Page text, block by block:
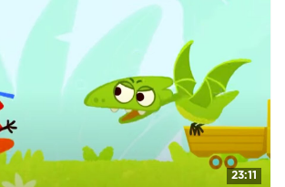
23:11